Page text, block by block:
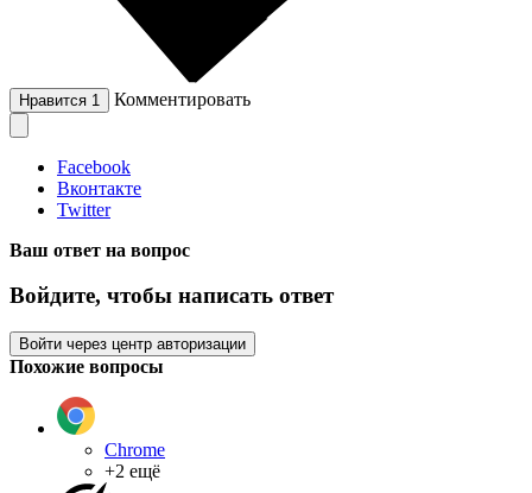
Нравится 1 Комментировать
Facebook
Вконтакте
Twitter
Ваш ответ на вопрос
Войдите, чтобы написать ответ
Войти через центр авторизации
Похожие вопросы
Chrome
+2 ещё